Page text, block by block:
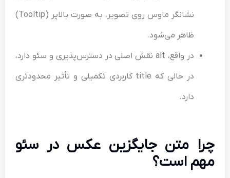
نشانگر ماوس روی تصویر، به صورت بالاپر (Tooltip)
ظاهر می‌شود.
در واقع، alt نقش اصلی در دسترس‌پذیری و سئو دارد،
در حالی که title کاربردی تکمیلی و تأثیر محدودتری
دارد.
چرا متن جایگزین عکس در سئو
مهم است؟